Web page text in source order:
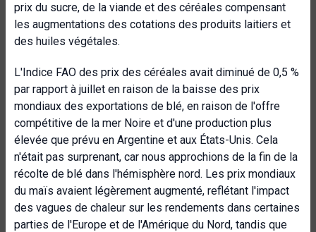
prix du sucre, de la viande et des céréales compensant
les augmentations des cotations des produits laitiers et
des huiles végétales.
L'Indice FAO des prix des céréales avait diminué de 0,5 %
par rapport à juillet en raison de la baisse des prix
mondiaux des exportations de blé, en raison de l'offre
compétitive de la mer Noire et d'une production plus
élevée que prévu en Argentine et aux États-Unis. Cela
n'était pas surprenant, car nous approchions de la fin de la
récolte de blé dans l'hémisphère nord. Les prix mondiaux
du maïs avaient légèrement augmenté, reflétant l'impact
des vagues de chaleur sur les rendements dans certaines
parties de l'Europe et de l'Amérique du Nord, tandis que